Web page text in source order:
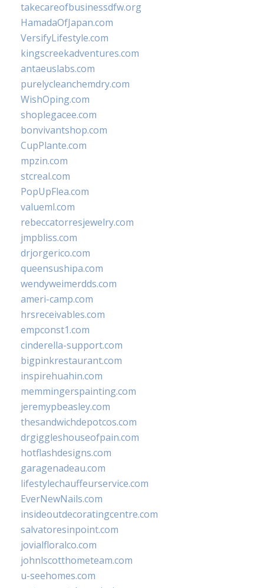
takecareofbusinessdfw.org
HamadaOfJapan.com
VersifyLifestyle.com
kingscreekadventures.com
antaeuslabs.com
purelycleanchemdry.com
WishOping.com
shoplegacee.com
bonvivantshop.com
CupPlante.com
mpzin.com
stcreal.com
PopUpFlea.com
valueml.com
rebeccatorresjewelry.com
jmpbliss.com
drjorgerico.com
queensushipa.com
wendyweimerdds.com
ameri-camp.com
hrsreceivables.com
empconst1.com
cinderella-support.com
bigpinkrestaurant.com
inspirehuahin.com
memmingerspainting.com
jeremypbeasley.com
thesandwichdepotcos.com
drgiggleshouseofpain.com
hotflashdesigns.com
garagenadeau.com
lifestylechauffeurservice.com
EverNewNails.com
insideoutdecoratingcentre.com
salvatoresinpoint.com
jovialfloralco.com
johnlscotthometeam.com
u-seehomes.com